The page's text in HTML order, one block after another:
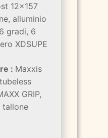
12x157
alluminio
gradi, 6
XDSUPE
: Maxxis
GRIP,
tallone